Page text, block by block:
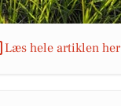
Læs hele artiklen her